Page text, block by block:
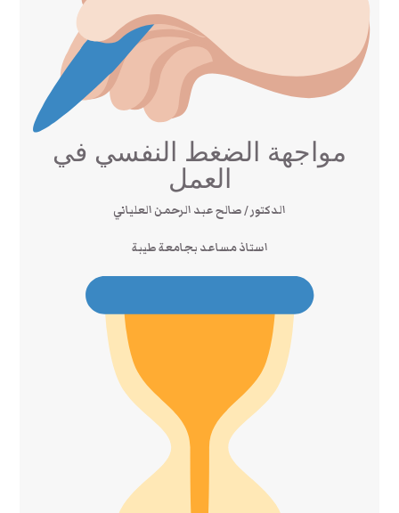
مواجهة الضغط النفسي في
العمل
الدكتور / صالح عبد الرحمن العلياني
استاذ مساعد بجامعة طيبة